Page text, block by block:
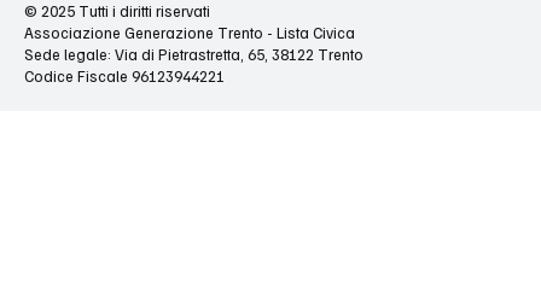
© 2025 Tutti i diritti riservati
Associazione Generazione Trento - Lista Civica
Sede legale: Via di Pietrastretta, 65, 38122 Trento
Codice Fiscale 96123944221